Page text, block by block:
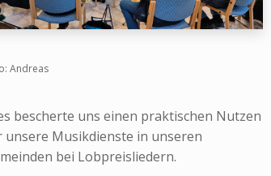
Andreas
bescherte uns einen praktischen Nutzen
unsere Musikdienste in unseren
bei Lobpreisliedern.